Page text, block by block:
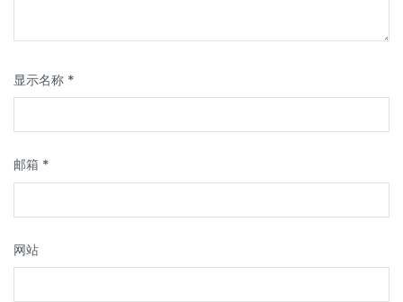
显示名称 *
邮箱 *
网站